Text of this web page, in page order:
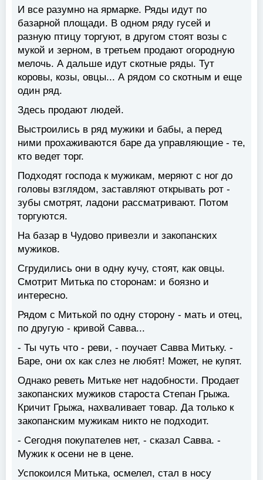
И все разумно на ярмарке. Ряды идут по
базарной площади. В одном ряду гусей и
разную птицу торгуют, в другом стоят возы с
мукой и зерном, в третьем продают огородную
мелочь. А дальше идут скотные ряды. Тут
коровы, козы, овцы... А рядом со скотным и еще
один ряд.
Здесь продают людей.
Выстроились в ряд мужики и бабы, а перед
ними прохаживаются баре да управляющие - те,
кто ведет торг.
Подходят господа к мужикам, меряют с ног до
головы взглядом, заставляют открывать рот -
зубы смотрят, ладони рассматривают. Потом
торгуются.
На базар в Чудово привезли и закопанских
мужиков.
Сгрудились они в одну кучу, стоят, как овцы.
Смотрит Митька по сторонам: и боязно и
интересно.
Рядом с Митькой по одну сторону - мать и отец,
по другую - кривой Савва...
- Ты чуть что - реви, - поучает Савва Митьку. -
Баре, они ох как слез не любят! Может, не купят.
Однако реветь Митьке нет надобности. Продает
закопанских мужиков староста Степан Грыжа.
Кричит Грыжа, нахваливает товар. Да только к
закопанским мужикам никто не подходит.
- Сегодня покупателев нет, - сказал Савва. -
Мужик к осени не в цене.
Успокоился Митька, осмелел, стал в носу